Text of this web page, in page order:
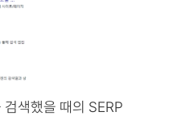
색했을 때의 SERP